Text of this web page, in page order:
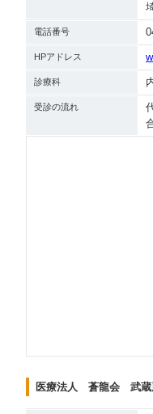
電話番号
HPアドレス
診療科
受診の流れ
医療法人 蒼龍会 武蔵